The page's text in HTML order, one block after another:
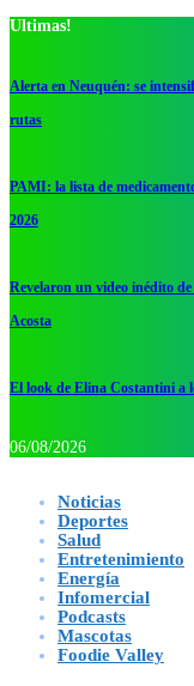
Ultimas!
Alerta en Neuquén: se
rutas
PAMI: la lista de
2026
Revelaron un video inédito
Acosta
El look de Elina Costantini a
06/08/2026
Noticias
Deportes
Salud
Entretenimiento
Energía
Infomercial
Podcasts
Mascotas
Foodie Valley